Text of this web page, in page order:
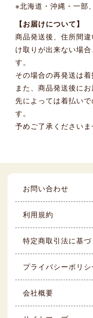
※北海道・沖縄・一部
【お届けについて】
商品発送後、住所間
け取りが出来ない場
す。
その場合の再発送は着
また、商品発送後に
先によっては着払い
す。
予めご了承くださいま
お問い合わせ
利用規約
特定商取引法に基づ
プライバシーポリシ
会社概要